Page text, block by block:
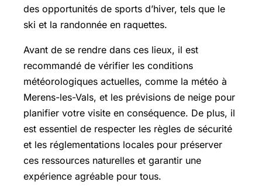
des opportunités de sports d’hiver, tels que le
ski et la randonnée en raquettes.
Avant de se rendre dans ces lieux, il est
recommandé de vérifier les conditions
météorologiques actuelles, comme la météo à
Merens-les-Vals, et les prévisions de neige pour
planifier votre visite en conséquence. De plus, il
est essentiel de respecter les règles de sécurité
et les réglementations locales pour préserver
ces ressources naturelles et garantir une
expérience agréable pour tous.